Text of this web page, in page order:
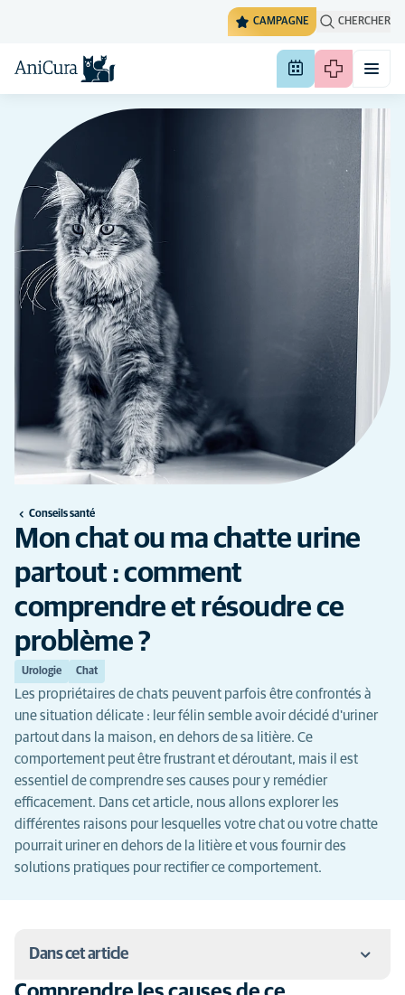
CAMPAGNE CHERCHER
Conseils santé
Mon chat ou ma chatte urine
partout : comment
comprendre et résoudre ce
problème ?
Urologie Chat
Les propriétaires de chats peuvent parfois être confrontés à
une situation délicate : leur félin semble avoir décidé d'uriner
partout dans la maison, en dehors de sa litière. Ce
comportement peut être frustrant et déroutant, mais il est
essentiel de comprendre ses causes pour y remédier
efficacement. Dans cet article, nous allons explorer les
différentes raisons pour lesquelles votre chat ou votre chatte
pourrait uriner en dehors de la litière et vous fournir des
solutions pratiques pour rectifier ce comportement.
Dans cet article